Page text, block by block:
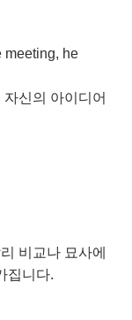
meeting, he
신의 아이디어
비교나 묘사에
집니다.